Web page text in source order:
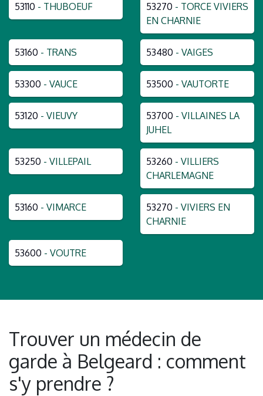
53110 - THUBOEUF 53270 - TORCE VIVIERS
EN CHARNIE
53160 - TRANS 53480 - VAIGES
53300 - VAUCE 53500 - VAUTORTE
53120 - VIEUVY 53700 - VILLAINES LA
JUHEL
53250 - VILLEPAIL 53260 - VILLIERS
CHARLEMAGNE
53160 - VIMARCE 53270 - VIVIERS EN
CHARNIE
53600 - VOUTRE
Trouver un médecin de
garde à Belgeard : comment
s'y prendre ?